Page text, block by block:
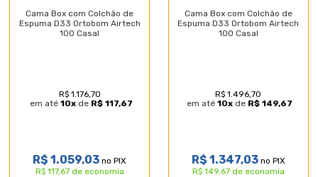
Cama Box com Colchão de
Espuma D33 Ortobom Airtech
100 Casal
R$ 1.176,70
em até 10xde R$ 117,67
R$ 1.059,03 no PIX
R$ 117,67 de economia
Cama Box com Colchão de
Espuma D33 Ortobom Airtech
100 Casal
R$ 1.496,70
em até10x de R$ 149,67
R$ 1.347,03no PIX
R$ 149,67 de economia